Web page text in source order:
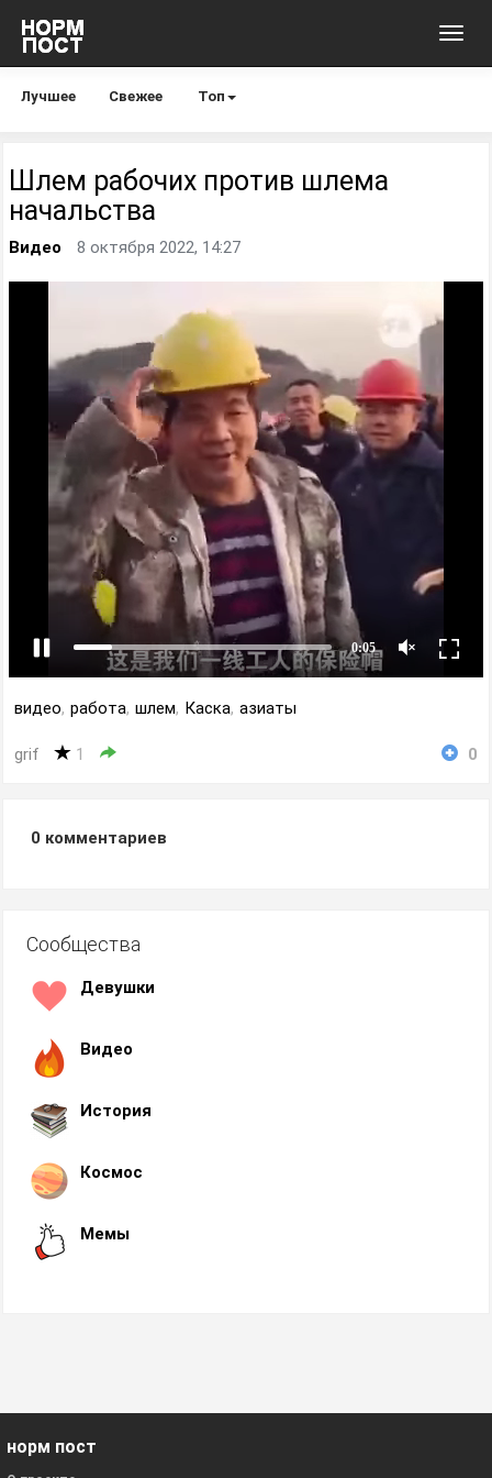
Лучшее Свежее Топ
Шлем рабочих против шлема
начальства
Видео 8 октября 2022, 14:27
видео, работа, шлем, Каска, азиаты
grif 1 0
0 комментариев
Сообщества
Девушки
Видео
История
Космос
Мемы
норм пост